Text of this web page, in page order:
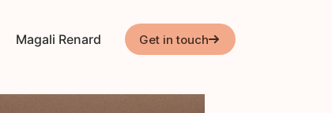
Magali Renard Get in touch